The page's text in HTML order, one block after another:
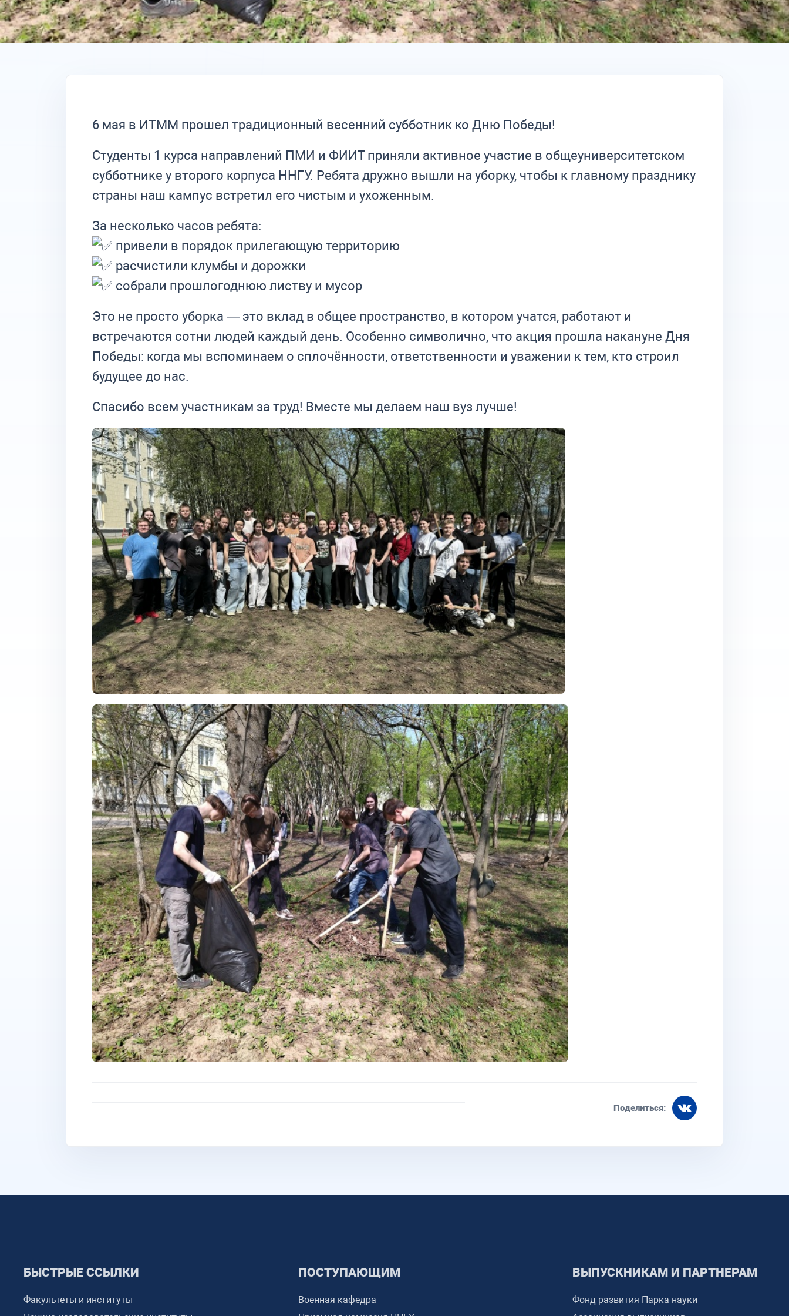
6 мая в ИТММ прошел традиционный весенний субботник ко Дню Победы!
Студенты 1 курса направлений ПМИ и ФИИТ приняли активное участие в общеуниверситетском
субботнике у второго корпуса ННГУ. Ребята дружно вышли на уборку, чтобы к главному празднику
страны наш кампус встретил его чистым и ухоженным.
За несколько часов ребята:
привели в порядок прилегающую территорию
расчистили клумбы и дорожки
собрали прошлогоднюю листву и мусор
Это не просто уборка — это вклад в общее пространство, в котором учатся, работают и
встречаются сотни людей каждый день. Особенно символично, что акция прошла накануне Дня
Победы: когда мы вспоминаем о сплочённости, ответственности и уважении к тем, кто строил
будущее до нас.
Спасибо всем участникам за труд! Вместе мы делаем наш вуз лучше!
Поделиться:
БЫСТРЫЕ ССЫЛКИ
Факультеты и институты
ПОСТУПАЮЩИМ
Военная кафедра
ВЫПУСКНИКАМ И ПАРТНЕРАМ
Фонд развития Парка науки